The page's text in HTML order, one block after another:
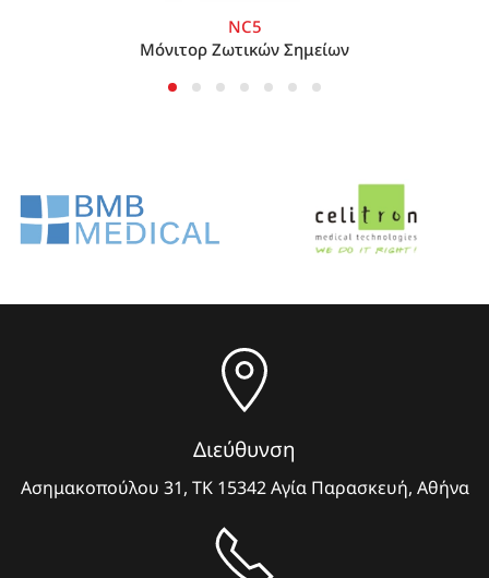
NC5
Μόνιτορ Ζωτικών Σημείων
Διεύθυνση
Ασημακοπούλου 31, ΤΚ 15342 Αγία Παρασκευή, Αθήνα